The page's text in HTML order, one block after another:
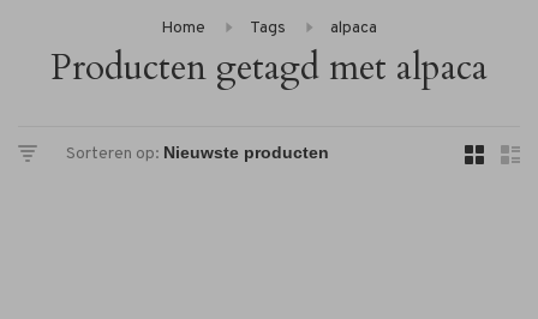
Home Tags alpaca
Producten getagd met alpaca
Sorteren op: